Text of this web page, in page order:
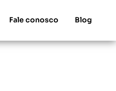
Fale conosco Blog